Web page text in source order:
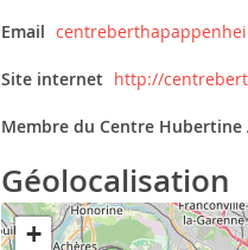
Email
Site internet http://
Membre du Centre
Géolocalisation
+